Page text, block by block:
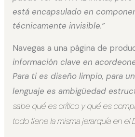
está encapsulado en
técnicamente invisible.”
Navegas a una página de
información clave en
Para ti es diseño limpio, para
lenguaje es ambigüedad
sabe qué es crítico y qué es
todo tiene la misma jerarquía en el